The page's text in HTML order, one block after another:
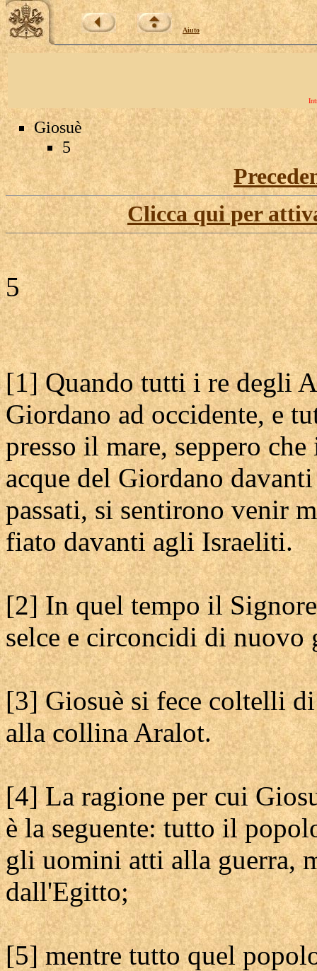
Aiuto
Giosuè
5
Clicca qui per
5
[1] Quando tutti i re degli
Giordano ad occidente, e
presso il mare, seppero
acque del Giordano
passati, si sentirono venir
fiato davanti agli Israeliti.
[2] In quel tempo il
selce e circoncidi di
[3] Giosuè si fece coltelli
alla collina Aralot.
[4] La ragione per cui
è la seguente: tutto il
gli uomini atti alla guerra,
dall'Egitto;
[5] mentre tutto quel